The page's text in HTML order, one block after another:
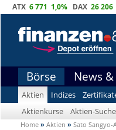
ATX 6 771 1,0% DAX 26 206
Börse News
Aktien Indizes
Aktienkurse
Aktien-Suche
Home » Aktien » Sato Sangyo-